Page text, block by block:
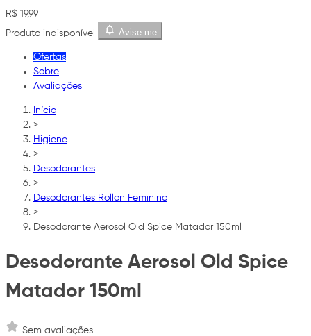
R$ 19,99
Produto indisponível
Avise-me
Ofertas
Sobre
Avaliações
Início
>
Higiene
>
Desodorantes
>
Desodorantes Rollon Feminino
>
Desodorante Aerosol Old Spice Matador 150ml
Desodorante Aerosol Old Spice
Matador 150ml
Sem avaliações